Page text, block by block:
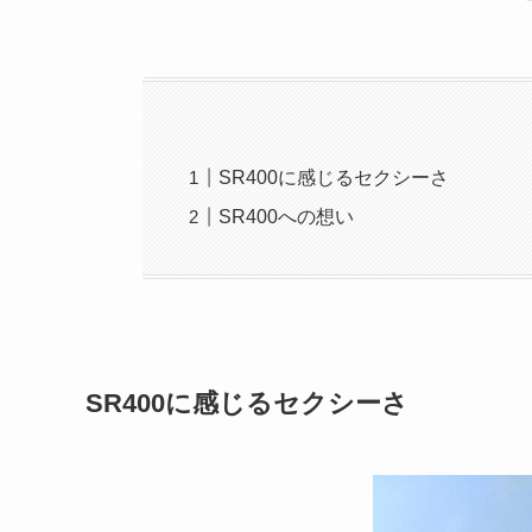
SR400に感じるセクシーさ
SR400への想い
SR400に感じるセクシーさ